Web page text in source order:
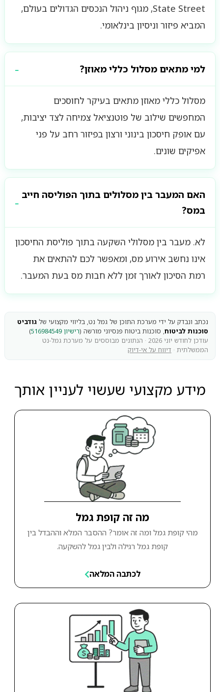
State Street, מגוף ניהול הנכסים הגדולים בעולם,
המביא פיזור וניסיון בינלאומי.
למי מתאים מסלול כללי מאוזן?
מסלול כללי מאוזן מתאים בעיקר לחוסכים
המחפשים שילוב של פוטנציאל צמיחה לצד יציבות,
עם אופק חיסכון בינוני ורצון בפיזור רחב על פני
אפיקים שונים.
האם המעבר בין מסלולים בתוך הפוליסה חייב
במס?
לא. מעבר בין מסלולי השקעה בתוך פוליסת החיסכון
אינו נחשב אירוע מס, ומאפשר לכם להתאים את
רמת הסיכון לאורך זמן ללא חבות מס בעת המעבר.
נכתב ונבדק על ידי מערכת התוכן של גמל נט, בליווי מקצועי של גודביט
סוכנות לביטוח, סוכנות ביטוח פנסיוני מורשה (רישיון 516984549
)
עודכן לחודש יוני 2026 · הנתונים מבוססים על מערכת גמל-נט
הממשלתית · דיווח על אי-דיוק
מידע מקצועי שעשוי לעניין אותך
מה זה קופת גמל
מהי קופת גמל ומה זה אומר? ההסבר המלא וההבדל בין
קופת גמל רגילה ולבין גמל להשקעה.
לכתבה המלאה